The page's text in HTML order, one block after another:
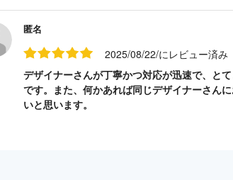
匿名
2025/08/22/にレビュー済み
デザイナーさんが丁寧かつ対応が迅速で、と
です。また、何かあれば同じデザイナーさん
いと思います。